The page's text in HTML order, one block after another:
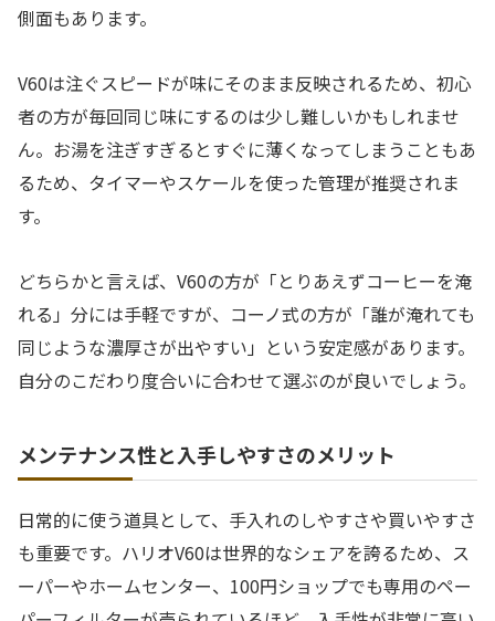
側面もあります。
V60は注ぐスピードが味にそのまま反映されるため、初心
者の方が毎回同じ味にするのは少し難しいかもしれませ
ん。お湯を注ぎすぎるとすぐに薄くなってしまうこともあ
るため、タイマーやスケールを使った管理が推奨されま
す。
どちらかと言えば、V60の方が「とりあえずコーヒーを淹
れる」分には手軽ですが、コーノ式の方が「誰が淹れても
同じような濃厚さが出やすい」という安定感があります。
自分のこだわり度合いに合わせて選ぶのが良いでしょう。
メンテナンス性と入手しやすさのメリット
日常的に使う道具として、手入れのしやすさや買いやすさ
も重要です。ハリオV60は世界的なシェアを誇るため、ス
ーパーやホームセンター、100円ショップでも専用のペー